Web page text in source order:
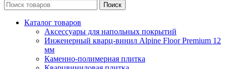
Поиск
Каталог товаров
Аксессуары для напольных покрытий
Инженерный кварц-винил Alpine Floor Premium 12
мм
Каменно-полимерная плитка